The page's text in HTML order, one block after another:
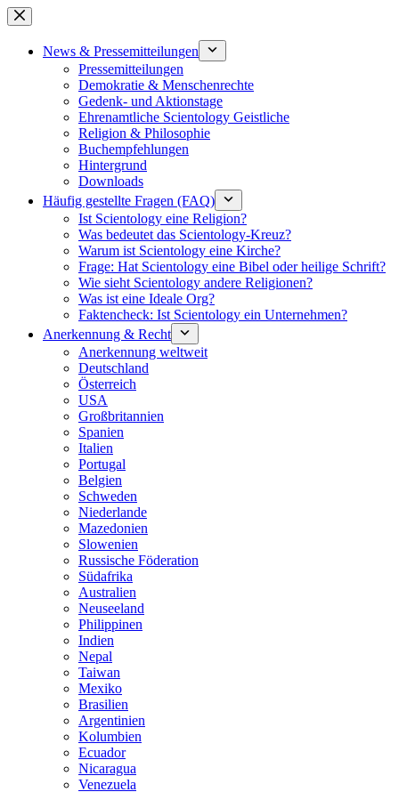
Zum
Inhalt
springenNews & Pressemitteilungen
Pressemitteilungen
Demokratie & Menschenrechte
Gedenk- und Aktionstage
Ehrenamtliche Scientology Geistliche
Religion & Philosophie
Buchempfehlungen
Hintergrund
Downloads
Häufig gestellte Fragen (FAQ)
Ist Scientology eine Religion?
Was bedeutet das Scientology-Kreuz?
Warum ist Scientology eine Kirche?
Frage: Hat Scientology eine Bibel oder heilige Schrift?
Wie sieht Scientology andere Religionen?
Was ist eine Ideale Org?
Faktencheck: Ist Scientology ein Unternehmen?
Anerkennung & Recht
Anerkennung weltweit
Deutschland
Österreich
USA
Großbritannien
Spanien
Italien
Portugal
Belgien
Schweden
Niederlande
Mazedonien
Slowenien
Russische Föderation
Südafrika
Australien
Neuseeland
Philippinen
Indien
Nepal
Taiwan
Mexiko
Brasilien
Argentinien
Kolumbien
Ecuador
Nicaragua
Venezuela